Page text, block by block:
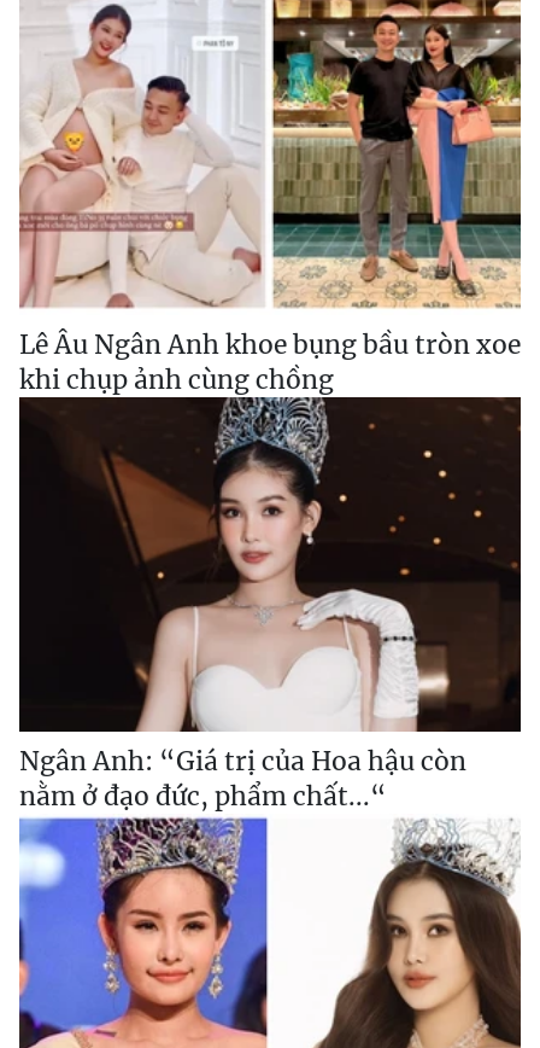
Lê Âu Ngân Anh khoe bụng bầu tròn xoe
khi chụp ảnh cùng chồng
Ngân Anh: “Giá trị của Hoa hậu còn
nằm ở đạo đức, phẩm chất...“